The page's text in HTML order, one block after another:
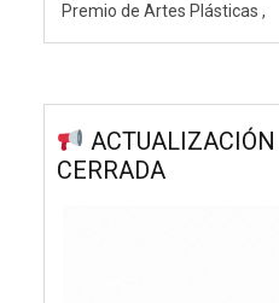
Premio de Artes Plásticas
ACTUALIZACIÓN
CERRADA